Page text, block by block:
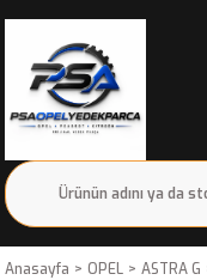
Anasayfa OPEL ASTRA G